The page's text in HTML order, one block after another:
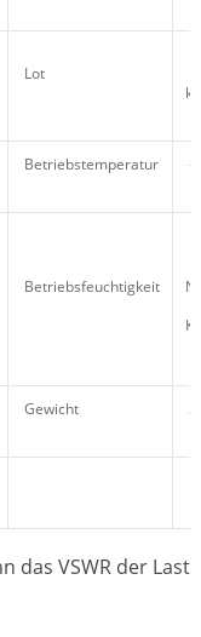
Lot
Betriebstemperatur -
Betriebsfeuchtigkeit
Gewicht
das VSWR der Last